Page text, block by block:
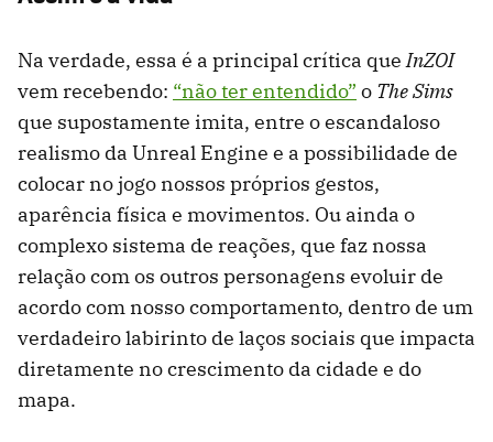
Na verdade, essa é a principal crítica queInZOI
vem recebendo: “não ter entendido” o The Sims
que supostamente imita, entre o escandaloso
realismo da Unreal Engine e a possibilidade de
colocar no jogo nossos próprios gestos,
aparência física e movimentos. Ou ainda o
complexo sistema de reações, que faz nossa
relação com os outros personagens evoluir de
acordo com nosso comportamento, dentro de um
verdadeiro labirinto de laços sociais que impacta
diretamente no crescimento da cidade e do
mapa.